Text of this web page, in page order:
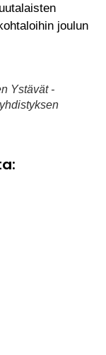
joulun
Ystävät -